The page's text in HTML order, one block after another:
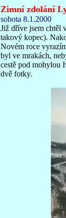
Zimní zdolání
sobota 8.1.2000
Již dříve jsem chtěl
takový kopec).
Novém roce
byl ve mrakách,
cestě pod mohylou
dvě fotky.